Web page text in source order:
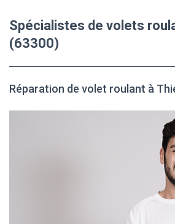
Spécialistes de volets
(63300)
Réparation de volet roulant à